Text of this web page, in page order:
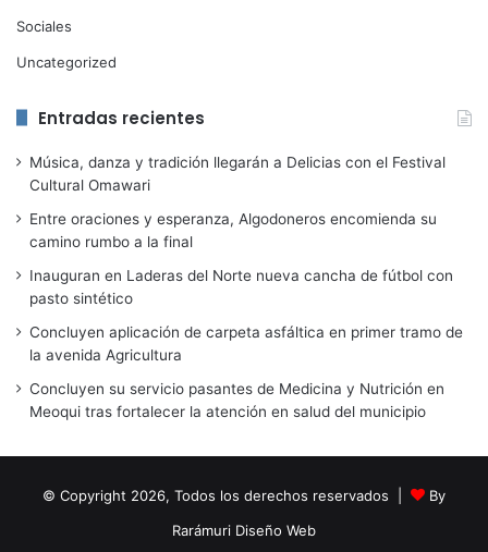
Sociales
Uncategorized
Entradas recientes
Música, danza y tradición llegarán a Delicias con el Festival
Cultural Omawari
Entre oraciones y esperanza, Algodoneros encomienda su
camino rumbo a la final
Inauguran en Laderas del Norte nueva cancha de fútbol con
pasto sintético
Concluyen aplicación de carpeta asfáltica en primer tramo de
la avenida Agricultura
Concluyen su servicio pasantes de Medicina y Nutrición en
Meoqui tras fortalecer la atención en salud del municipio
© Copyright 2026, Todos los derechos reservados |
By
Rarámuri Diseño Web